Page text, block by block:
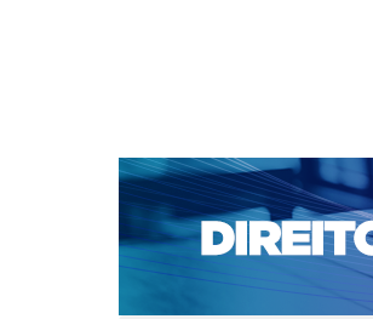
CAPA SOBRE ACESSO
NOTÍCIAS
EDIÇÕES DE Nº 1 A
Capa>n. 180 (2015) > de Andrade